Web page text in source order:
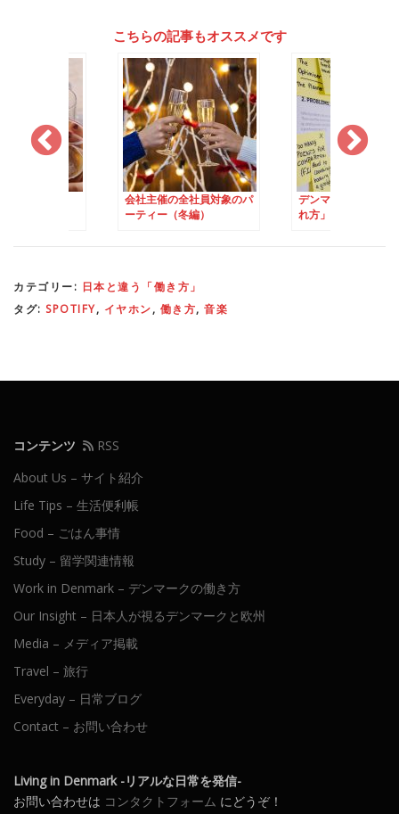
こちらの記事もオススメです
会社主催の全社員対象のパ
ーティー（冬編）
デンマークの「仕事
れ方」
カテゴリー: 日本と違う「働き方」
タグ: SPOTIFY, イヤホン, 働き方, 音楽
コンテンツ
RSS
About Us – サイト紹介
Life Tips – 生活便利帳
Food – ごはん事情
Study – 留学関連情報
Work in Denmark – デンマークの働き方
Our Insight – 日本人が視るデンマークと欧州
Media – メディア掲載
Travel – 旅行
Everyday – 日常ブログ
Contact – お問い合わせ
Living in Denmark -リアルな日常を発信-
お問い合わせは コンタクトフォーム にどうぞ！